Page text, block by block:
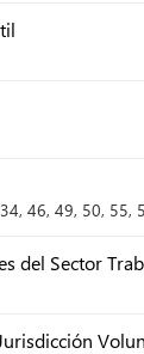
, 46, 49, 50, 55,
del Sector